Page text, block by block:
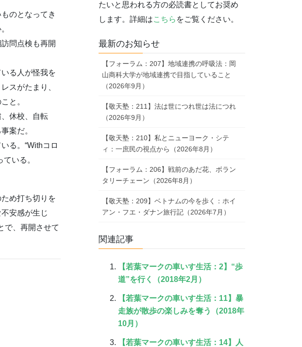
のとなってき
問点検も再開
る人が怪我を
スがたまり、
と。
休校、自転
案だ。
る。“Withコロ
いる。
め打ち切りを
安感が生じ
で、再開させて
たいと思われる方の必読書としてお奨め
します。詳細はこちら をご覧ください。
最新のお知らせ
【フォーラム：207】地域連携の呼吸法：岡
山商科大学が地域連携で目指していること
（2026年9月）
【敬天塾：211】法は世につれ世は法につれ
（2026年9月）
【敬天塾：210】私とニューヨーク・シテ
ィ：一庶民の視点から（2026年8月）
【フォーラム：206】戦前のあだ花、ボラン
タリーチェーン（2026年8月）
【敬天塾：209】ベトナムの今を歩く：ホイ
アン・フエ・ダナン旅行記（2026年7月）
関連記事
【若葉マークの車いす生活：2】“歩
道”を行く（2018年2月）
【若葉マークの車いす生活：11】暴
走族が散歩の楽しみを奪う（2018年
10月）
【若葉マークの車いす生活：14】人